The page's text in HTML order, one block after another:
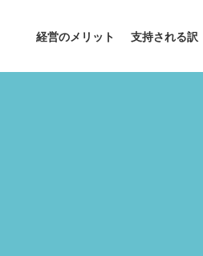
経営のメリット 支持される訳